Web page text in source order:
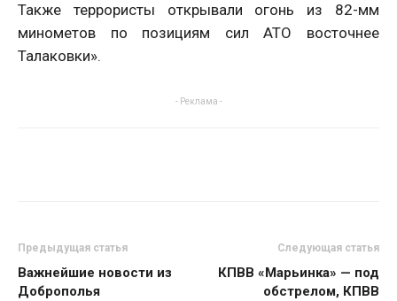
Также террористы открывали огонь из 82-мм
минометов по позициям сил АТО восточнее
Талаковки».
- Реклама -
Предыдущая статья
Важнейшие новости из
Доброполья
Следующая статья
КПВВ «Марьинка» — под
обстрелом, КПВВ